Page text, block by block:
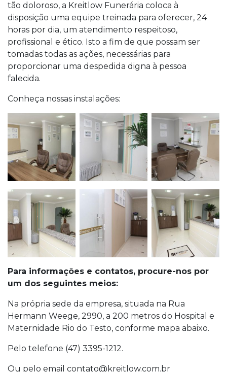
tão doloroso, a Kreitlow Funerária coloca à
disposição uma equipe treinada para oferecer, 24
horas por dia, um atendimento respeitoso,
profissional e ético. Isto a fim de que possam ser
tomadas todas as ações, necessárias para
proporcionar uma despedida digna à pessoa
falecida.
Conheça nossas instalações:
Para informações e contatos, procure-nos por
um dos seguintes meios:
Na própria sede da empresa, situada na Rua
Hermann Weege, 2990, a 200 metros do Hospital e
Maternidade Rio do Testo, conforme mapa abaixo.
Pelo telefone (47) 3395-1212.
Ou pelo email contato@kreitlow.com.br